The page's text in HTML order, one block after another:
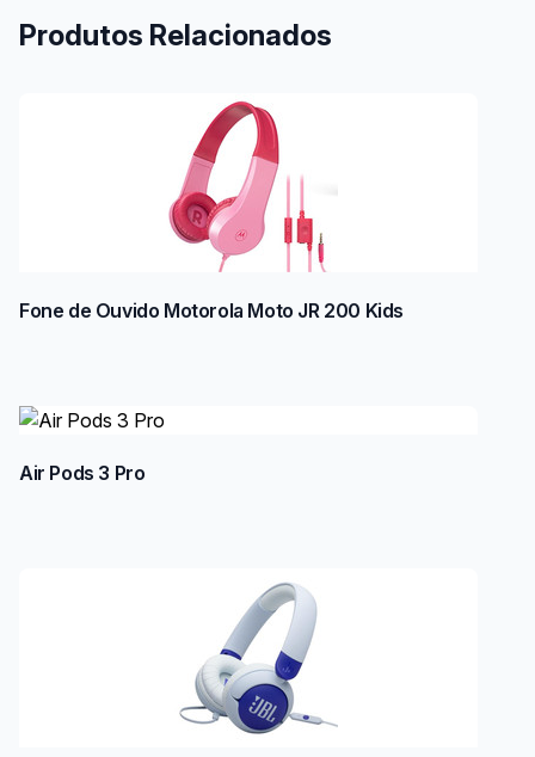
Produtos Relacionados
Fone de Ouvido Motorola Moto JR 200 Kids
Air Pods 3 Pro